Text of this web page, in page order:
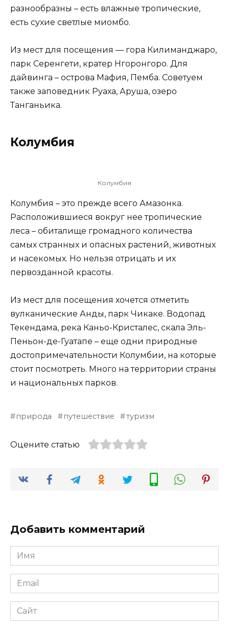
разнообразны – есть влажные тропические,
есть сухие светлые миомбо.
Из мест для посещения — гора Килиманджаро,
парк Серенгети, кратер Нгоронгоро. Для
дайвинга – острова Мафия, Пемба. Советуем
также заповедник Руаха, Аруша, озеро
Танганьика.
Колумбия
Колумбия
Колумбия – это прежде всего Амазонка.
Расположившиеся вокруг нее тропические
леса – обиталище громадного количества
самых странных и опасных растений, животных
и насекомых. Но нельзя отрицать и их
первозданной красоты.
Из мест для посещения хочется отметить
вулканические Анды, парк Чикаке. Водопад
Текендама, река Каньо-Кристалес, скала Эль-
Пеньон-де-Гуатапе – еще одни природные
достопримечательности Колумбии, на которые
стоит посмотреть. Много на территории страны
и национальных парков.
природа путешествие туризм
Оцените статью
Добавить комментарий
Имя
*
Email
*
Сайт